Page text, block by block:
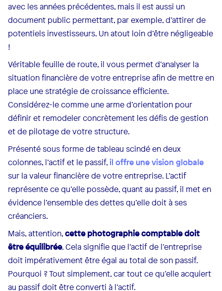
avec les années précédentes, mais il est aussi un
document public permettant, par exemple, d’attirer de
potentiels investisseurs. Un atout loin d’être négligeable
!
Véritable feuille de route, il vous permet d’analyser la
situation financière de votre entreprise afin de mettre en
place une stratégie de croissance efficiente.
Considérez-le comme une arme d’orientation pour
définir et remodeler concrètement les défis de gestion
et de pilotage de votre structure.
Présenté sous forme de tableau scindé en deux
colonnes, l’actif et le passif,il offre une vision globale
sur la valeur financière de votre entreprise. L’actif
représente ce qu’elle possède, quant au passif, il met en
évidence l’ensemble des dettes qu’elle doit à ses
créanciers.
Mais, attention,cette photographie comptable doit
être équilibrée. Cela signifie que l’actif de l’entreprise
doit impérativement être égal au total de son passif.
Pourquoi ? Tout simplement, car tout ce qu’elle acquiert
au passif doit être converti à l’actif.